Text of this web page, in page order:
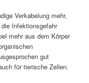
Verkabelung mehr,
Infektionsgefahr
mehr aus dem Körper
gut
für tierische Zellen.